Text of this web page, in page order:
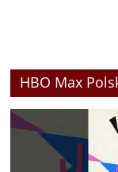
HBO Max